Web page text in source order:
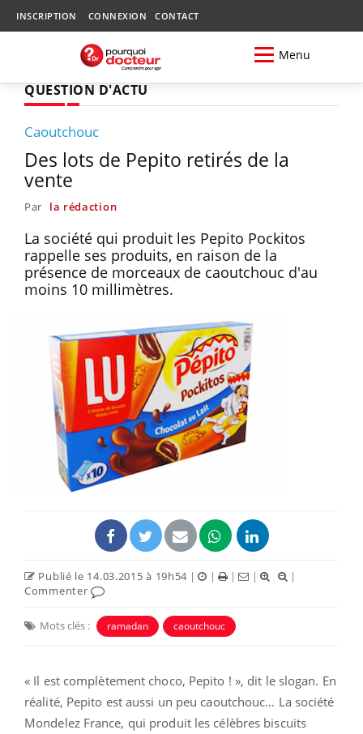
INSCRIPTION CONNEXION CONTACT
Menu
QUESTION D'ACTU
Caoutchouc
Des lots de Pepito retirés de la
vente
Par la rédaction
La société qui produit les Pepito Pockitos
rappelle ses produits, en raison de la
présence de morceaux de caoutchouc d'au
moins 10 millimètres.
Publié le 14.03.2015 à 19h54 | | | |
|
Commenter
Mots clés : ramadan caoutchouc
« Il est complètement choco, Pepito ! », dit le slogan. En
réalité, Pepito est aussi un peu caoutchouc… La société
Mondelez France, qui produit les célèbres biscuits